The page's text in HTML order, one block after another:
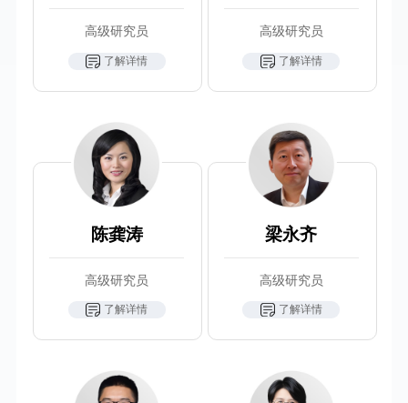
高级研究员
了解详情
高级研究员
了解详情
陈龚涛
高级研究员
了解详情
梁永齐
高级研究员
了解详情